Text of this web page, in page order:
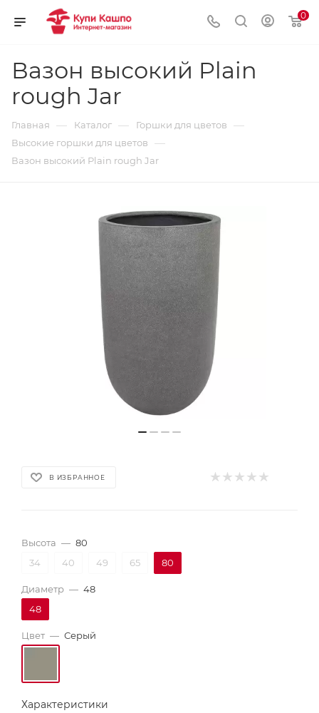
0
Вазон высокий Plain
rough Jar
Главная — Каталог — Горшки для цветов —
Высокие горшки для цветов —
Вазон высокий Plain rough Jar
В ИЗБРАННОЕ
Высота — 80
34
40 49 65 80
Диаметр — 48
48
Цвет — Серый
Характеристики